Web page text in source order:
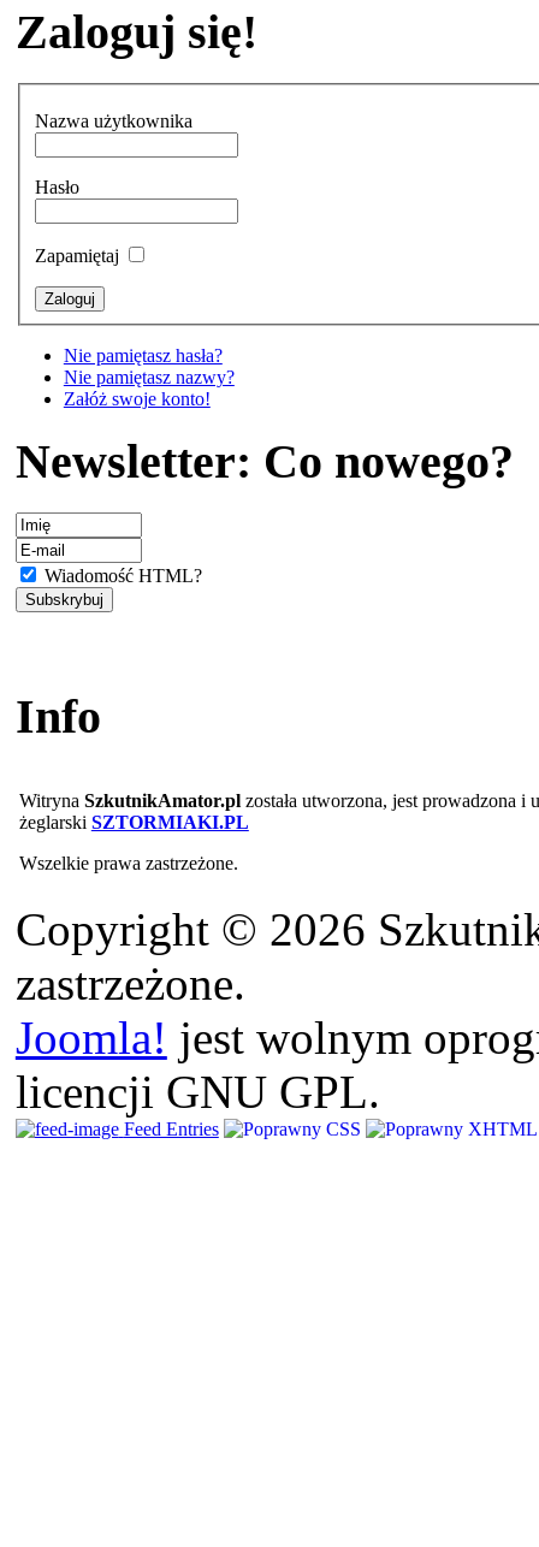
Zaloguj się!
Nazwa użytkownika
Hasło
Zapamiętaj
Nie pamiętasz hasła?
Nie pamiętasz nazwy?
Załóż swoje konto!
Newsletter: Co nowego?
Wiadomość HTML?
Info
Witryna SzkutnikAmator.plzostała utworzona, jest prowadzona i
żeglarski SZTORMIAKI.PL
Wszelkie prawa zastrzeżone.
Copyright © 2026
zastrzeżone.
Joomla! jest wolnym
licencji GNU GPL.
Feed Entries